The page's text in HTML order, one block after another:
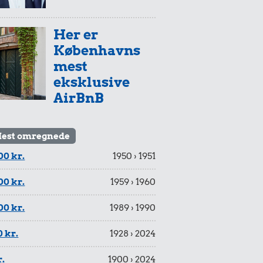
Her er
Københavns
mest
eksklusive
AirBnB
omregnede
kr.
1950 › 1951
kr. 1959 › 1960
kr. 1989 › 1990
kr. 1928 › 2024
1900 › 2024